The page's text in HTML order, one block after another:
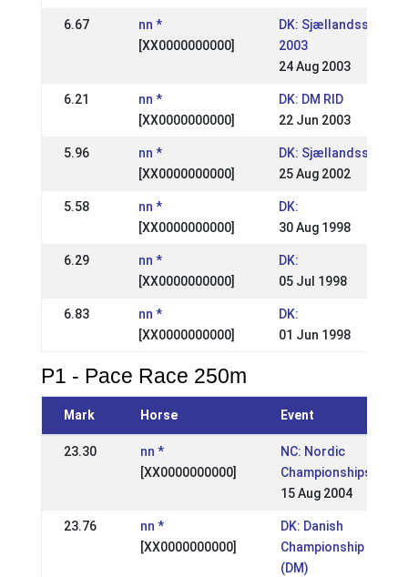
6.67
nn *
[XX0000000000]
DK: Sjællandsstævne
2003
24 Aug 2003
6.21
nn *
[XX0000000000]
DK: DM RID
22 Jun 2003
5.96
nn *
[XX0000000000]
DK: Sjællandsstævne
25 Aug 2002
5.58
nn *
[XX0000000000]
DK:
30 Aug 1998
6.29
nn *
[XX0000000000]
DK:
05 Jul 1998
6.83
nn *
[XX0000000000]
DK:
01 Jun 1998
P1 - Pace Race 250m
Mark Horse Event
23.30
nn *
[XX0000000000]
NC: Nordic
Championships
15 Aug 2004
23.76
nn *
[XX0000000000]
DK: Danish
Championship
(DM)